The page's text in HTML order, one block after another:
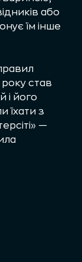
або
їм інше
став
і його
їхати з
—